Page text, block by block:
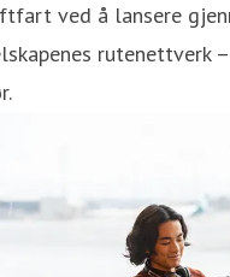
ved å lansere
rutenettverk